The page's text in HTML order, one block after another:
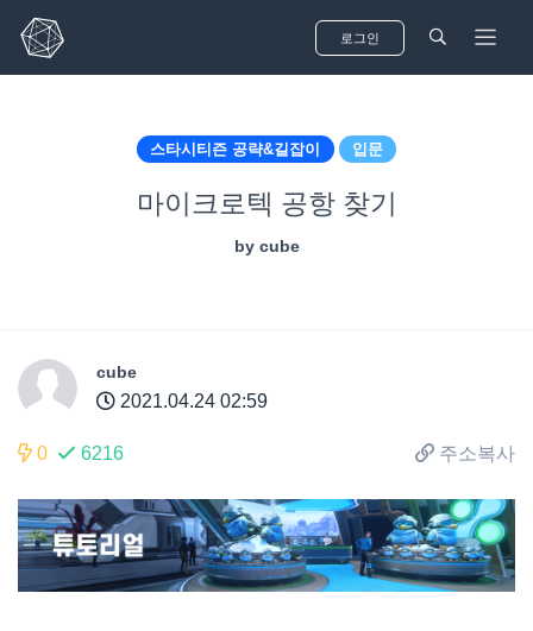
로그인
Mail sent to Alex Michael
스타시티즌 공략&길잡이 입문
마이크로텍 공항 찾기
by cube
cube
2021.04.24 02:59
0 6216 주소복사